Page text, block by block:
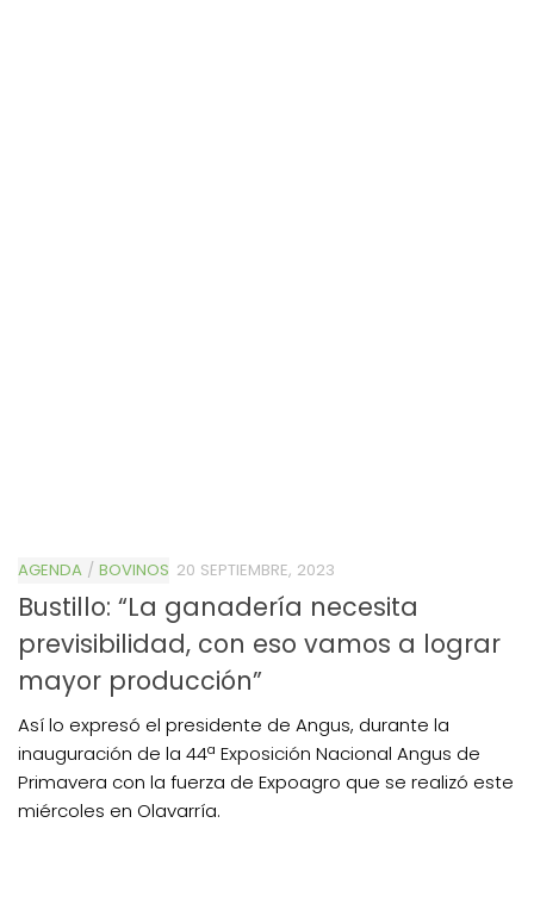
AGENDA / BOVINOS 20 SEPTIEMBRE, 2023
Bustillo: “La ganadería necesita
previsibilidad, con eso vamos a lograr
mayor producción”
Así lo expresó el presidente de Angus, durante la
inauguración de la 44ª Exposición Nacional Angus de
Primavera con la fuerza de Expoagro que se realizó este
miércoles en Olavarría.